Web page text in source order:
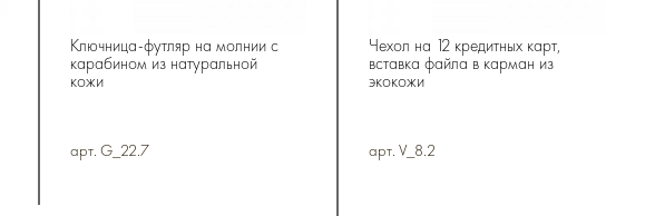
Ключница-футляр на молнии с
карабином из натуральной
кожи
арт. G_22.7
Чехол на 12 кредитных карт,
вставка файла в карман из
экокожи
арт. V_8.2